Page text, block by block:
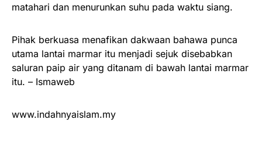
matahari dan menurunkan suhu pada waktu siang.
Pihak berkuasa menafikan dakwaan bahawa punca
utama lantai marmar itu menjadi sejuk disebabkan
saluran paip air yang ditanam di bawah lantai marmar
itu. – Ismaweb
www.indahnyaislam.my